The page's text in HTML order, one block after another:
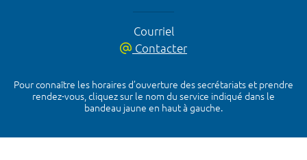
Courriel
Contacter
Pour connaître les horaires d’ouverture des secrétariats et prendre
rendez-vous, cliquez sur le nom du service indiqué dans le
bandeau jaune en haut à gauche.